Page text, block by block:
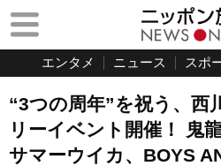
エンタメ ニュース スポ
“3つの周年”を祝う、西
リーイベント開催！ 鬼
サマーウイカ、BOYS